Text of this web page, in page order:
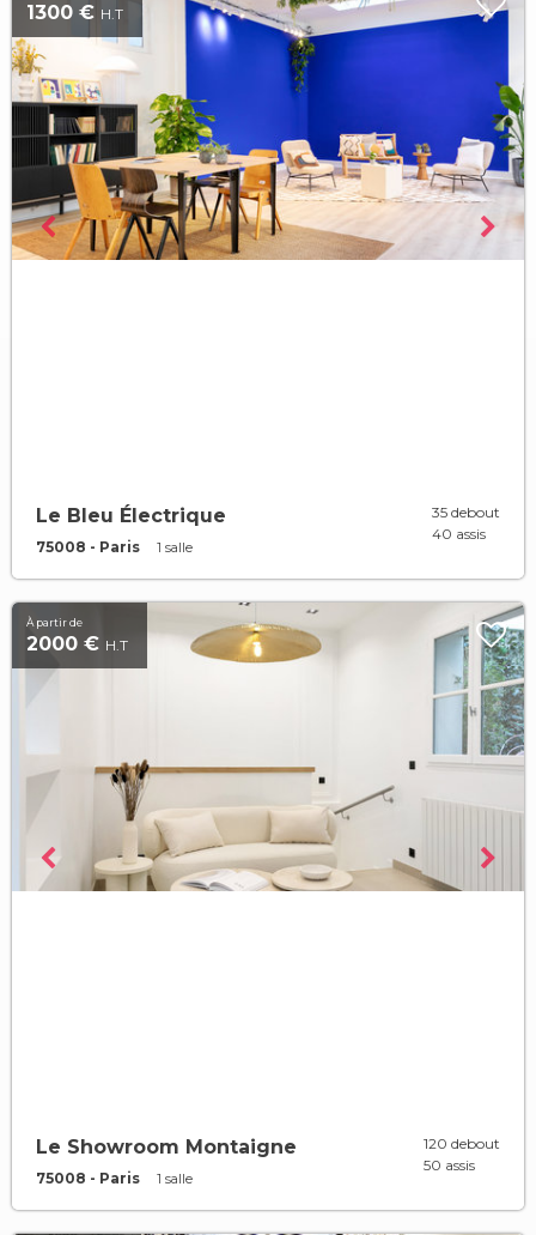
1300 € H.T
Le Bleu Électrique
75008 - Paris 1 salle
35 debout
40 assis
À partir de
2000 € H.T
Le Showroom Montaigne
75008 - Paris 1 salle
120 debout
50 assis